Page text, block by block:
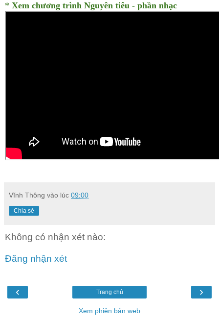
* Xem chương trình Nguyên tiêu - phần nhạc
Vĩnh Thông vào lúc 09:00
Chia sẻ
Không có nhận xét nào:
Đăng nhận xét
‹ ›
Trang chủ
Xem phiên bản web